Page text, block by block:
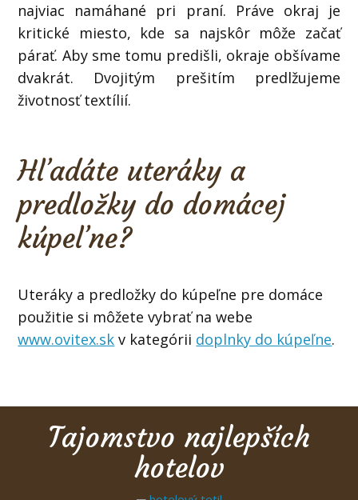
najviac namáhané pri praní. Práve okraj je
kritické miesto, kde sa najskôr môže začať
párať. Aby sme tomu predišli, okraje obšívame
dvakrát. Dvojitým prešitím predlžujeme
životnosť textílií.
Hľadáte uteráky a
predložky do domácej
kúpeľne?
Uteráky a predložky do kúpeľne pre domáce
použitie si môžete vybrať na webe
www.ovitex.sk v kategórii doplnky do kúpeľne.
Tajomstvo najlepších
hotelov